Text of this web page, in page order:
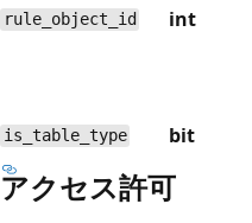
rule_object_id int
is_table_type bit
アクセス許可